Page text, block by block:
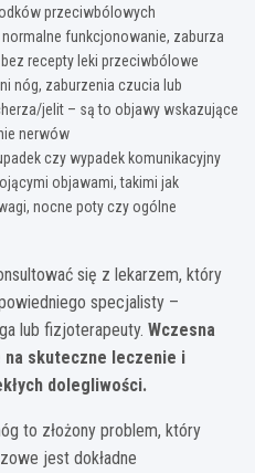
przeciwbólowych
funkcjonowanie, zaburza
recepty leki przeciwbólowe
nóg, zaburzenia czucia lub
jelit – są to objawy wskazujące
nerwów
czy wypadek komunikacyjny
objawami, takimi jak
nocne poty czy ogólne
się z lekarzem, który
specjalisty –
lub fizjoterapeuty. Wczesna
na skuteczne leczenie i
dolegliwości.
to złożony problem, który
jest dokładne